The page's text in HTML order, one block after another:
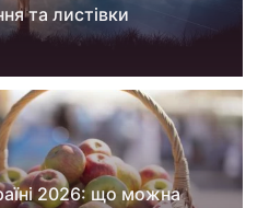
та листівки
2026: що можна